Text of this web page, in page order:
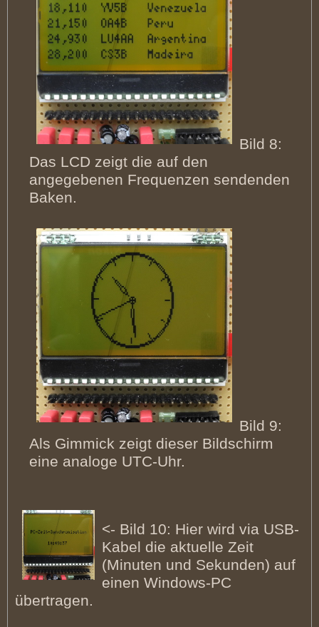
Bild 8:
Das LCD zeigt die auf den
angegebenen Frequenzen sendenden
Baken.
Bild 9:
Als Gimmick zeigt dieser Bildschirm
eine analoge UTC-Uhr.
<- Bild 10: Hier wird via USB-
Kabel die aktuelle Zeit
(Minuten und Sekunden) auf
einen Windows-PC
übertragen.